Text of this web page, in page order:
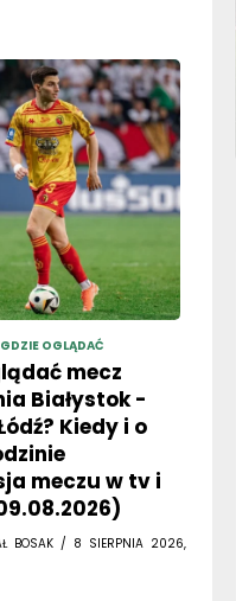
OGLĄDAĆ
mecz
Białystok -
Kiedy i o
meczu w tv i
BOSAK / 8 SIERPNIA 2026,